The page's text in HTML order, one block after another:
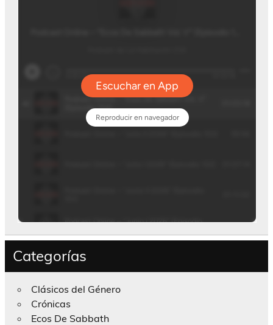
Categorías
Clásicos del Género
Crónicas
Ecos De Sabbath